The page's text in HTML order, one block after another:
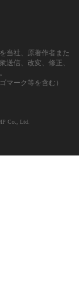
当社、原著作者また
送信、改変、修正、
マーク等を含む）
Co., Ltd.